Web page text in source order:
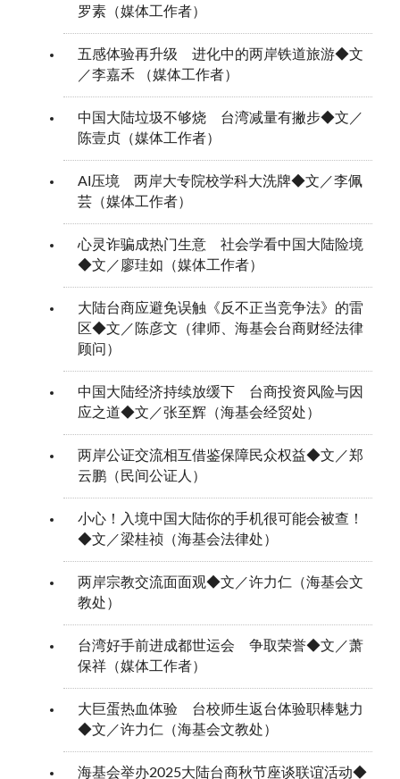
罗素（媒体工作者）
五感体验再升级 进化中的两岸铁道旅游◆文
／李嘉禾 （媒体工作者）
中国大陆垃圾不够烧 台湾减量有撇步◆文／
陈壹贞（媒体工作者）
AI压境 两岸大专院校学科大洗牌◆文／李佩
芸（媒体工作者）
心灵诈骗成热门生意 社会学看中国大陆险境
◆文／廖珪如（媒体工作者）
大陆台商应避免误触《反不正当竞争法》的雷
区◆文／陈彦文（律师、海基会台商财经法律
顾问）
中国大陆经济持续放缓下 台商投资风险与因
应之道◆文／张至辉（海基会经贸处）
两岸公证交流相互借鉴保障民众权益◆文／郑
云鹏（民间公证人）
小心！入境中国大陆你的手机很可能会被查！
◆文／梁桂祯（海基会法律处）
两岸宗教交流面面观◆文／许力仁（海基会文
教处）
台湾好手前进成都世运会 争取荣誉◆文／萧
保祥（媒体工作者）
大巨蛋热血体验 台校师生返台体验职棒魅力
◆文／许力仁（海基会文教处）
海基会举办2025大陆台商秋节座谈联谊活动◆